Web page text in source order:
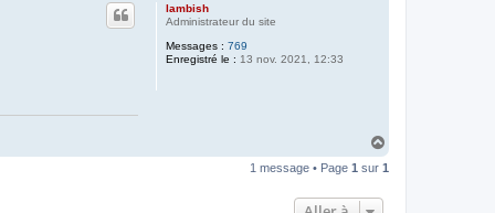
lambish
Administrateur du site
Messages : 769
Enregistré le : 13 nov. 2021, 12:33
u
1 message • Page 1 sur 1